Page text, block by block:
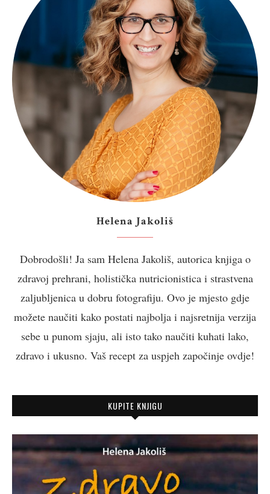
Helena Jakoliš
Dobrodošli! Ja sam Helena Jakoliš, autorica knjiga o
zdravoj prehrani, holistička nutricionistica i strastvena
zaljubljenica u dobru fotografiju. Ovo je mjesto gdje
možete naučiti kako postati najbolja i najsretnija verzija
sebe u punom sjaju, ali isto tako naučiti kuhati lako,
zdravo i ukusno. Vaš recept za uspjeh započinje ovdje!
KUPITE KNJIGU